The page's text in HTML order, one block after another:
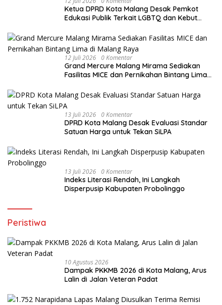
Ketua DPRD Kota Malang Desak Pemkot
Edukasi Publik Terkait LGBTQ dan Kebut
12 Juli 2026 0 Komentar
Grand Mercure Malang Mirama Sediakan
Fasilitas MICE dan Pernikahan Bintang Lima
13 Juli 2026 0 Komentar
DPRD Kota Malang Desak Evaluasi Standar
Satuan Harga untuk Tekan SiLPA
13 Juli 2026 0 Komentar
Indeks Literasi Rendah, Ini Langkah
Disperpusip Kabupaten Probolinggo
Peristiwa
10 Agustus 2026
Dampak PKKMB 2026 di Kota Malang, Arus
Lalin di Jalan Veteran Padat